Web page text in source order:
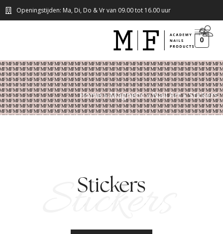
Openingstijden: Ma, Di, Do & Vr van 09.00 tot 16.00 uur
0
Home»Magnetic»Nail Art»Stickers
Stickers
Stickers